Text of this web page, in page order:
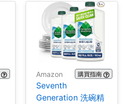
Amazon 購買指南
Seventh
Generation 洗碗精